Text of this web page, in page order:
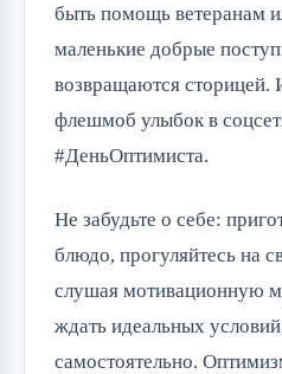
быть помощь ветеранам
маленькие добрые
возвращаются сторицей.
флешмоб улыбок в
#ДеньОптимиста.
Не забудьте о себе:
блюдо, прогуляйтесь на
слушая мотивационную
ждать идеальных
самостоятельно.